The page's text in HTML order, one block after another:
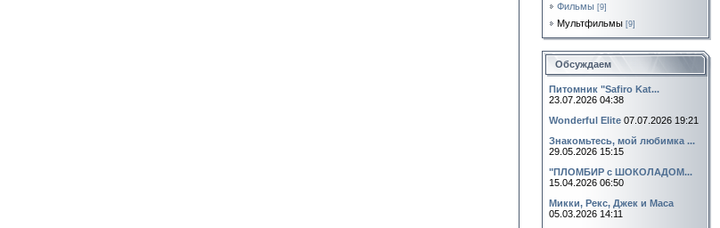
Фильмы [9]
Мультфильмы [9]
Обсуждаем
Питомник "Safiro Kat...
23.07.2026 04:38
Wonderful Elite 07.07.2026 19:21
Знакомьтесь, мой любимка ...
29.05.2026 15:15
"ПЛОМБИР с ШОКОЛАДОМ...
15.04.2026 06:50
Микки, Рекс, Джек и Маса
05.03.2026 14:11